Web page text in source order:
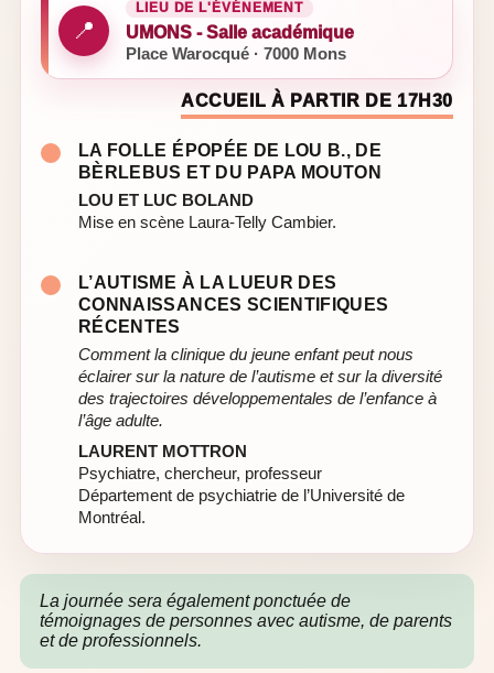
📍
LIEU DE L'ÉVÉNEMENT
UMONS - Salle académique
Place Warocqué · 7000 Mons
ACCUEIL À PARTIR DE 17H30
LA FOLLE ÉPOPÉE DE LOU B., DE
BÈRLEBUS ET DU PAPA MOUTON
LOU ET LUC BOLAND
Mise en scène Laura-Telly Cambier.
L’AUTISME À LA LUEUR DES
CONNAISSANCES SCIENTIFIQUES
RÉCENTES
Comment la clinique du jeune enfant peut nous
éclairer sur la nature de l’autisme et sur la diversité
des trajectoires développementales de l’enfance à
l’âge adulte.
LAURENT MOTTRON
Psychiatre, chercheur, professeur
Département de psychiatrie de l’Université de
Montréal.
La journée sera également ponctuée de
témoignages de personnes avec autisme, de parents
et de professionnels.